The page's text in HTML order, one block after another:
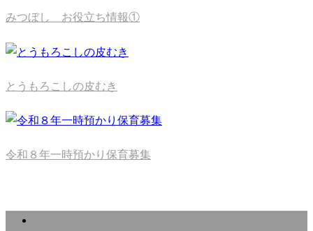
みつぼし お役立ち情報①
とうもろこしの皮むき
令和８年一時預かり保育募集